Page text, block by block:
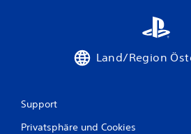
Land/Region
Support
Privatsphäre und Cookies